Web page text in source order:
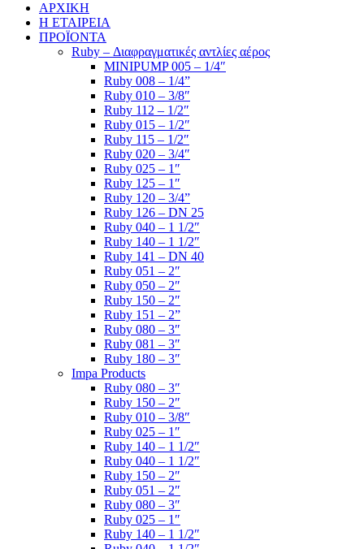
ΑΡΧΙΚΗ
Η ΕΤΑΙΡΕΙΑ
ΠΡΟΪΟΝΤΑ
Ruby – Διαφραγματικές αντλίες αέρος
MINIPUMP 005 – 1/4″
Ruby 008 – 1/4”
Ruby 010 – 3/8″
Ruby 112 – 1/2″
Ruby 015 – 1/2″
Ruby 115 – 1/2″
Ruby 020 – 3/4″
Ruby 025 – 1″
Ruby 125 – 1″
Ruby 120 – 3/4”
Ruby 126 – DN 25
Ruby 040 – 1 1/2″
Ruby 140 – 1 1/2″
Ruby 141 – DN 40
Ruby 051 – 2″
Ruby 050 – 2″
Ruby 150 – 2″
Ruby 151 – 2”
Ruby 080 – 3″
Ruby 081 – 3″
Ruby 180 – 3″
Impa Products
Ruby 080 – 3″
Ruby 150 – 2″
Ruby 010 – 3/8″
Ruby 025 – 1″
Ruby 140 – 1 1/2″
Ruby 040 – 1 1/2″
Ruby 150 – 2″
Ruby 051 – 2″
Ruby 080 – 3″
Ruby 025 – 1″
Ruby 140 – 1 1/2″